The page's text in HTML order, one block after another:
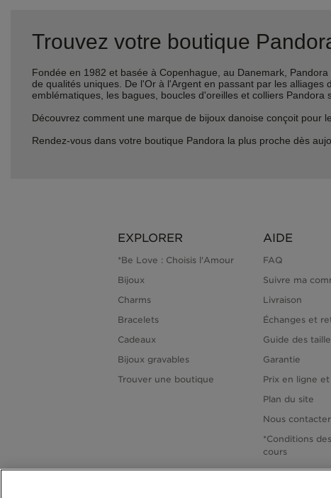
Trouvez votre boutique
Fondée en 1982 et basée à Copenhague, au Danemark,
de qualités uniques. De l'Or à l'Argent en passant par les
emblématiques, les bagues, boucles d'oreilles et colliers Pandora
Découvrez comment une marque de bijoux danoise conçoit pour
Rendez-vous dans votre boutique Pandora la plus proche dès
EXPLORER
*Be Love : Choisis l'Amour
Bijoux
Charms
Bracelets
Cadeaux
Bijoux gravables
Trouver une boutique
AIDE
FAQ
Suivre ma
Livraison
Échanges et
Guide des
Garantie
Prix en ligne
Plan du site
Nous contacter
*Conditions
cours